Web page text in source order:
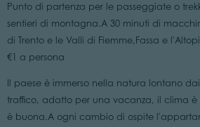
Punto di partenza per le passeggiate o
sentieri di montagna.A 30 minuti di
di Trento e le Valli di Fiemme,Fassa e
€1 a persona
Il paese è immerso nella natura lontano
traffico, adatto per una vacanza, il clima
è buona.A ogni cambio di ospite